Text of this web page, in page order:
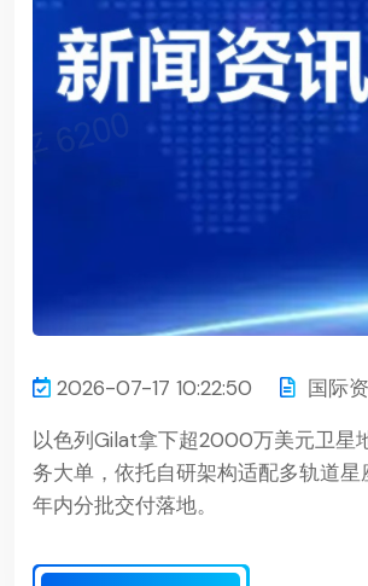
2026-07-17 10:22:50
国际
以色列Gilat拿下超2000万美元卫星
务大单，依托自研架构适配多轨道
年内分批交付落地。